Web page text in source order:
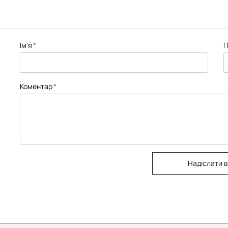
Ім'я
Коментар
Надіслати